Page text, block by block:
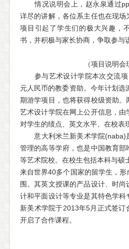
情况说明会上，赵永泉通过
详尽的讲解，各位系主任也在现场
项目引起了学生们的极大兴趣，
书，并积极与家长协商，争取参与
（项目说明会现
参与艺术设计学院本次交流项
元人民币的教委资助。今年计划选
期游学项目，也将获得校级资助。
艺术设计学院在网上公开信息，由
对学生的绩点、英文水平、在校表
意大利米兰新美术学院(naba)
管理的高等学府，也是中国教育部
等艺术院校。在校生包括本科与硕
来自世界40多个国家的留学生，
围。其英文授课的产品设计、时
计和平面设计等专业是其特色学科
新美术学院于2013年5月正式签订
开启了合作课程。